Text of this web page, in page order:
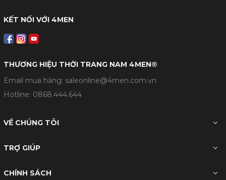
KẾT NỐI VỚI 4MEN
THƯƠNG HIỆU THỜI TRANG NAM 4MEN®
Email mua hàng: saleonline@4men.com.vn
Hotline: 0868.444.644
VỀ CHÚNG TÔI
TRỢ GIÚP
CHÍNH SÁCH